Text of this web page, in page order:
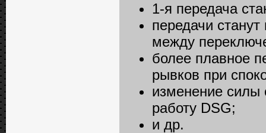
1-я передача
передачи
между
более плавное
рывков при
изменение силы
работу DSG;
и др.